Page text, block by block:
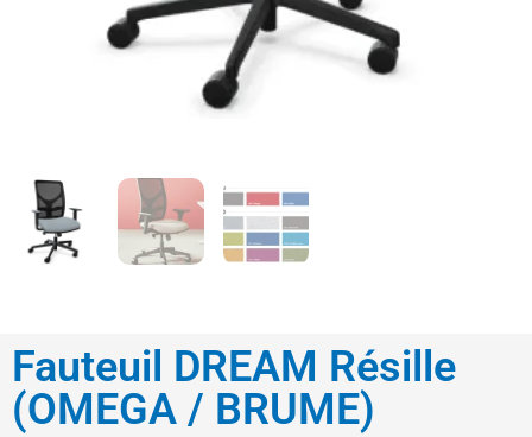
Fauteuil DREAM Résille
(OMEGA / BRUME)